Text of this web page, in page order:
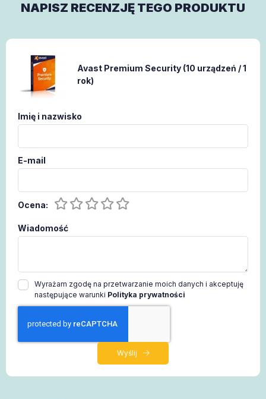
NAPISZ RECENZJĘ TEGO PRODUKTU
Avast Premium Security (10 urządzeń / 1
rok)
Imię i nazwisko
E-mail
Ocena:
Wiadomość
Wyrażam zgodę na przetwarzanie moich danych i akceptuję
następujące warunki Polityka prywatności
Wyślij